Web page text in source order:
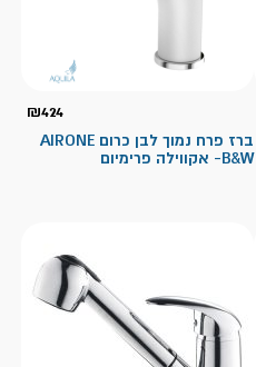
₪424
ברז פרח נמוך לבן כרום AIRONE
B&W- אקווילה פרימיום